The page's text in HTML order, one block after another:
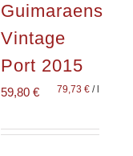
Guimaraens
Vintage
Port 2015
59,80€ 79,73 €/